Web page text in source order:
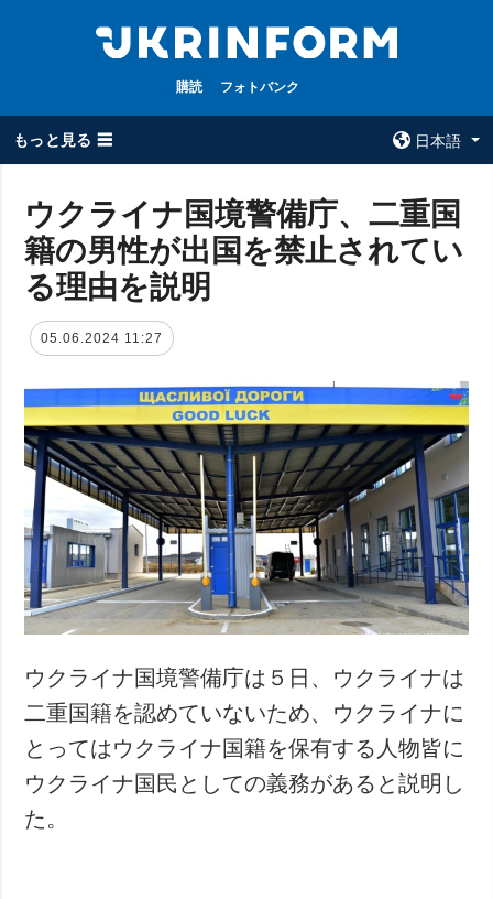
購読 フォトバンク
もっと見る ☰
日本語
全てのトピック
戦争
政治
経済・復興
防衛
社会・文化
スポーツ
犯罪
事故・緊急事態
ウクルインフォ
追加
特集
インタビュー
写真
動画
サービス
購読
フォトバンク
ウクライナ国境警備庁、二重国
籍の男性が出国を禁止されてい
る理由を説明
05.06.2024 11:27
ウクライナ国境警備庁は５日、ウクライナは
二重国籍を認めていないため、ウクライナに
とってはウクライナ国籍を保有する人物皆に
ウクライナ国民としての義務があると説明し
た。